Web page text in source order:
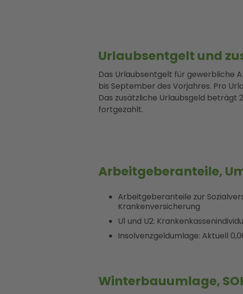
Urlaubsentgelt und
Das Urlaubsentgelt für gewerbliche
bis September des Vorjahres. Pro
Das zusätzliche Urlaubsgeld beträgt
fortgezahlt.
Arbeitgeberanteile,
Arbeitgeberanteile zur
Krankenversicherung
U1 und U2:
Insolvenzgeldumlage: Aktuell
Winterbauumlage,